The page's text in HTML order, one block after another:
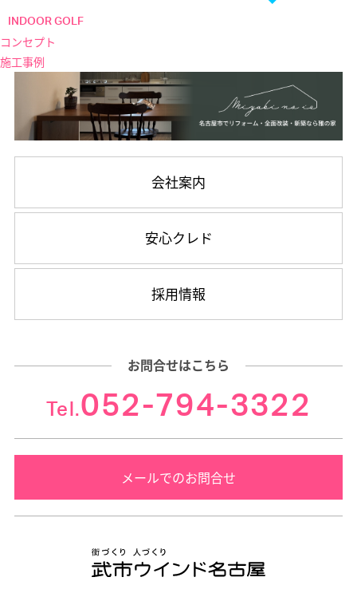
INDOOR GOLF
コンセプト
施工事例
会社案内
安心クレド
採用情報
お問合せはこちら
Tel.052-794-3322
メールでのお問合せ